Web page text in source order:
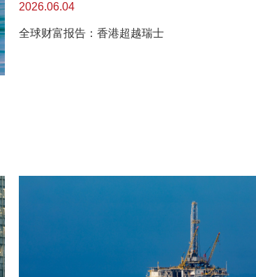
2026.06.04
全球财富报告：香港超越瑞士